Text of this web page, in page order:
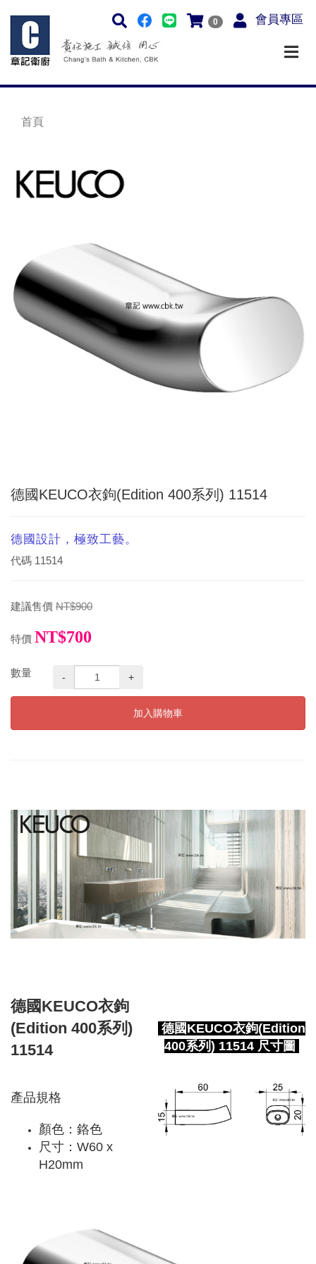
0 會員專區
首頁
德國KEUCO衣鉤(Edition 400系列) 11514
德國設計，極致工藝。
代碼 11514
建議售價 NT$900
特價 NT$700
數量 - +
加入購物車
德國KEUCO衣鉤
(Edition 400系列)
11514
產品規格
顏色：鉻色
尺寸：W60 x
H20mm
德國KEUCO衣鉤(Edition
400系列) 11514 尺寸圖